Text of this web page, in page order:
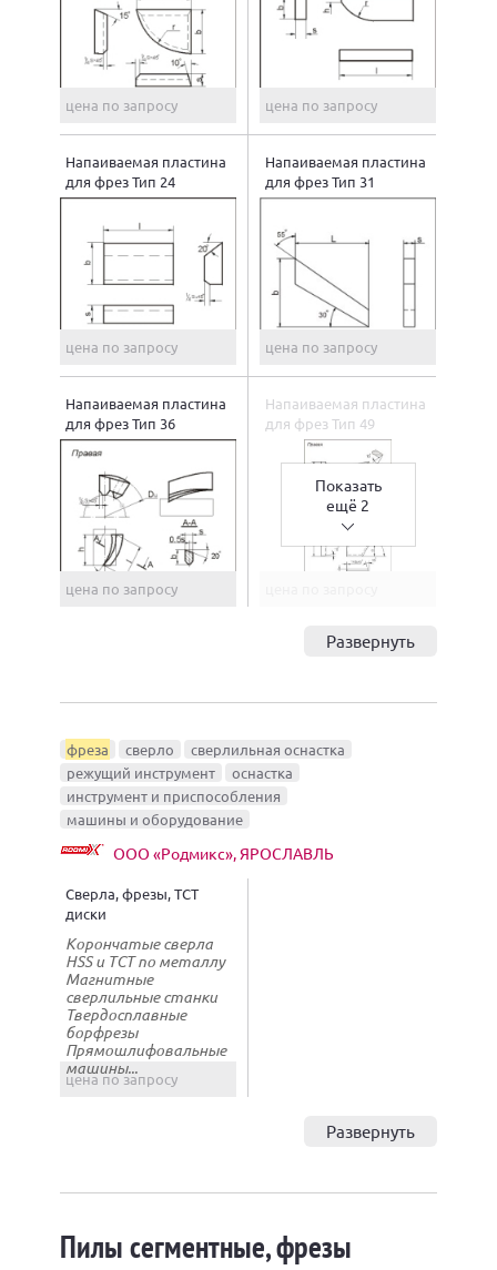
цена по запросу цена по запросу
Напаиваемая пластина
для фрез Тип 24
цена по запросу
Напаиваемая пластина
для фрез Тип 31
цена по запросу
Напаиваемая пластина
для фрез Тип 36
цена по запросу
Напаиваемая пластина
для фрез Тип 49
Показать
ещё 2
Развернуть
фреза сверло
сверлильная оснастка
режущий инструмент
оснастка
инструмент и приспособления
машины и оборудование
ООО «Родмикс», ЯРОСЛАВЛЬ
Сверла, фрезы, ТСТ
диски
Корончатые сверла
HSS и TCT по металлу
Магнитные
сверлильные станки
Твердосплавные
борфрезы
Прямошлифовальные
машины...
цена по запросу
Развернуть
Пилы сегментные, фрезы